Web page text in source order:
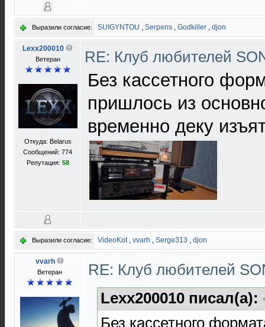
Выразили согласие: SUIGYNTOU , Serpens , Godkiller , djon
Lexx200010
Ветеран
Откуда: Belarus
Сообщений: 774
Репутация: 58
RE: Клуб любителей
Без кассетного
пришлось из
временно деку
Выразили согласие: VideoKot, vvarh , Serge313 , djon
vvarh
Ветеран
RE: Клуб любителей
Lexx200010 писал(а):
Без кассетного